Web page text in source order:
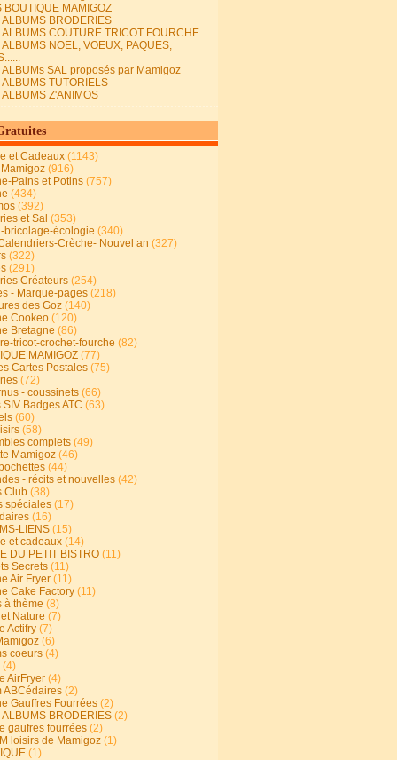
BOUTIQUE MAMIGOZ
ALBUMS BRODERIES
ALBUMS COUTURE TRICOT FOURCHE
ALBUMS NOEL, VOEUX, PAQUES,
ALBUMs SAL proposés par Mamigoz
ALBUMS TUTORIELS
ALBUMS Z'ANIMOS
et Cadeaux (1143)
(916)
Pains et Potins (757)
(434)
(392)
et Sal (353)
bricolage-écologie (340)
Crèche- Nouvel an (327)
(322)
(291)
Créateurs (254)
- Marque-pages (218)
des Goz (140)
Cookeo (120)
Bretagne (86)
tricot-crochet-fourche (82)
MAMIGOZ (77)
Cartes Postales (75)
(72)
- coussinets (66)
Badges ATC (63)
(60)
(58)
complets (49)
Mamigoz (46)
(44)
- récits et nouvelles (42)
Club (38)
spéciales (17)
(16)
LIENS (15)
et cadeaux (14)
DU PETIT BISTRO (11)
Secrets (11)
Air Fryer (11)
Cake Factory (11)
à thème (8)
Nature (7)
Actifry (7)
(6)
coeurs (4)
(4)
AirFryer (4)
ABCédaires (2)
Gauffres Fourrées (2)
ALBUMS BRODERIES (2)
gaufres fourrées (2)
loisirs de Mamigoz (1)
(1)